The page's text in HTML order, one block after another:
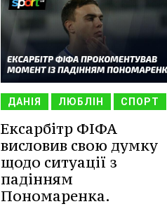
ДАНІЯ ЛЮБЛІН СПОРТ
Ексарбітр ФІФА
висловив свою думку
щодо ситуації з
падінням
Пономаренка.